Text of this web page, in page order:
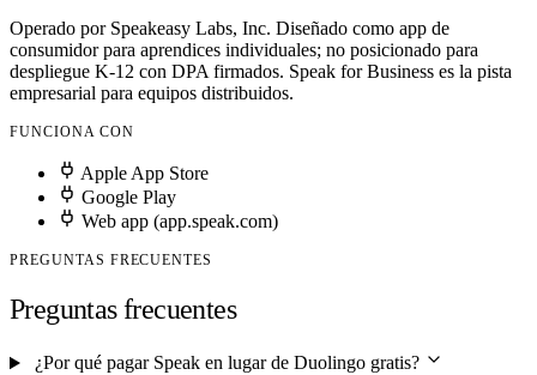
Operado por Speakeasy Labs, Inc. Diseñado como app de
consumidor para aprendices individuales; no posicionado para
despliegue K-12 con DPA firmados. Speak for Business es la pista
empresarial para equipos distribuidos.
FUNCIONA CON
Apple App Store
Google Play
Web app (app.speak.com)
PREGUNTAS FRECUENTES
Preguntas frecuentes
¿Por qué pagar Speak en lugar de Duolingo gratis?